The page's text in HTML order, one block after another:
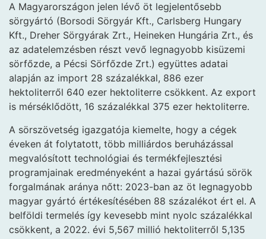
A Magyarországon jelen lévő öt legjelentősebb
sörgyártó (Borsodi Sörgyár Kft., Carlsberg Hungary
Kft., Dreher Sörgyárak Zrt., Heineken Hungária Zrt., és
az adatelemzésben részt vevő legnagyobb kisüzemi
sörfőzde, a Pécsi Sörfőzde Zrt.) együttes adatai
alapján az import 28 százalékkal, 886 ezer
hektoliterről 640 ezer hektoliterre csökkent. Az export
is mérséklődött, 16 százalékkal 375 ezer hektoliterre.
A sörszövetség igazgatója kiemelte, hogy a cégek
éveken át folytatott, több milliárdos beruházással
megvalósított technológiai és termékfejlesztési
programjainak eredményeként a hazai gyártású sörök
forgalmának aránya nőtt: 2023-ban az öt legnagyobb
magyar gyártó értékesítésében 88 százalékot ért el. A
belföldi termelés így kevesebb mint nyolc százalékkal
csökkent, a 2022. évi 5,567 millió hektoliterről 5,135